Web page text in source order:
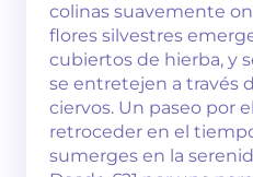
colinas suavemente
flores silvestres
cubiertos de hierba, y
se entretejen a través
ciervos. Un paseo por
retroceder en el
sumerges en la